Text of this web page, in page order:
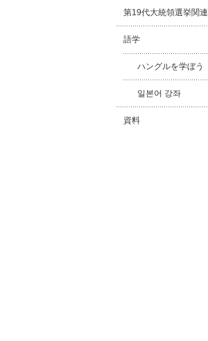
第19代大統領選挙関連
語学
ハングルを学ぼう
일본어 강좌
資料